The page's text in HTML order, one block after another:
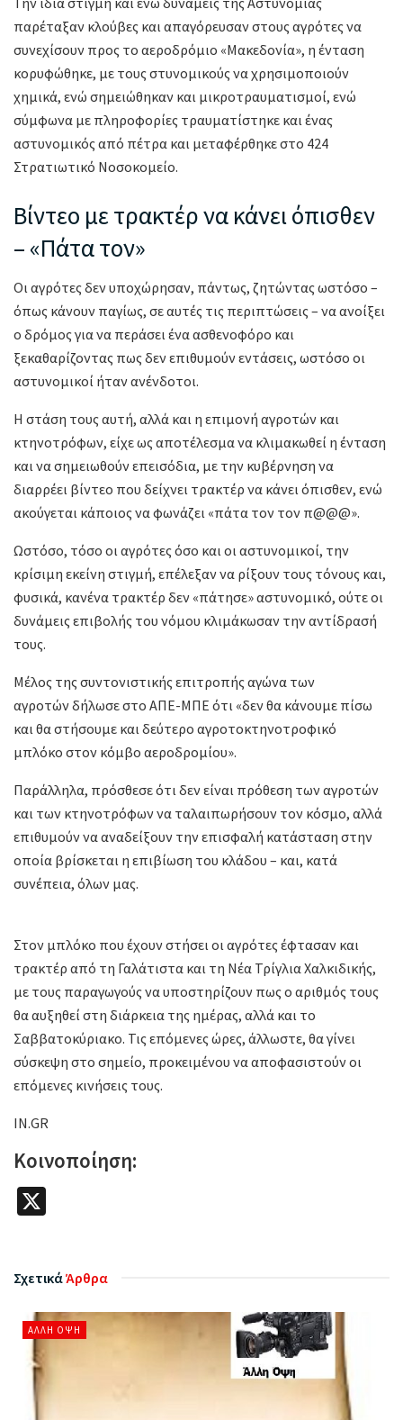
παρέταξαν κλούβες και απαγόρευσαν στους αγρότες να
συνεχίσουν προς το αεροδρόμιο «Μακεδονία», η ένταση
κορυφώθηκε, με τους στυνομικούς να χρησιμοποιούν
χημικά, ενώ σημειώθηκαν και μικροτραυματισμοί, ενώ
σύμφωνα με πληροφορίες τραυματίστηκε και ένας
αστυνομικός από πέτρα και μεταφέρθηκε στο 424
Στρατιωτικό Νοσοκομείο.
Βίντεο με τρακτέρ να κάνει όπισθεν
– «Πάτα τον»
Οι αγρότες δεν υποχώρησαν, πάντως, ζητώντας ωστόσο –
όπως κάνουν παγίως, σε αυτές τις περιπτώσεις – να ανοίξει
ο δρόμος για να περάσει ένα ασθενοφόρο και
ξεκαθαρίζοντας πως δεν επιθυμούν εντάσεις, ωστόσο οι
αστυνομικοί ήταν ανένδοτοι.
Η στάση τους αυτή, αλλά και η επιμονή αγροτών και
κτηνοτρόφων, είχε ως αποτέλεσμα να κλιμακωθεί η ένταση
και να σημειωθούν επεισόδια, με την κυβέρνηση να
διαρρέει βίντεο που δείχνει τρακτέρ να κάνει όπισθεν, ενώ
ακούγεται κάποιος να φωνάζει «πάτα τον τον π@@@».
Ωστόσο, τόσο οι αγρότες όσο και οι αστυνομικοί, την
κρίσιμη εκείνη στιγμή, επέλεξαν να ρίξουν τους τόνους και,
φυσικά, κανένα τρακτέρ δεν «πάτησε» αστυνομικό, ούτε οι
δυνάμεις επιβολής του νόμου κλιμάκωσαν την αντίδρασή
τους.
Μέλος της συντονιστικής επιτροπής αγώνα των
αγροτών δήλωσε στο ΑΠΕ-ΜΠΕ ότι «δεν θα κάνουμε πίσω
και θα στήσουμε και δεύτερο αγροτοκτηνοτροφικό
μπλόκο στον κόμβο αεροδρομίου».
Παράλληλα, πρόσθεσε ότι δεν είναι πρόθεση των αγροτών
και των κτηνοτρόφων να ταλαιπωρήσουν τον κόσμο, αλλά
επιθυμούν να αναδείξουν την επισφαλή κατάσταση στην
οποία βρίσκεται η επιβίωση του κλάδου – και, κατά
συνέπεια, όλων μας.
Στον μπλόκο που έχουν στήσει οι αγρότες έφτασαν και
τρακτέρ από τη Γαλάτιστα και τη Νέα Τρίγλια Χαλκιδικής,
με τους παραγωγούς να υποστηρίζουν πως ο αριθμός τους
θα αυξηθεί στη διάρκεια της ημέρας, αλλά και το
Σαββατοκύριακο. Τις επόμενες ώρες, άλλωστε, θα γίνει
σύσκεψη στο σημείο, προκειμένου να αποφασιστούν οι
επόμενες κινήσεις τους.
IN.GR
Κοινοποίηση:
ΣχετικάΆρθρα
ΆΛΛΗ ΌΨΗ